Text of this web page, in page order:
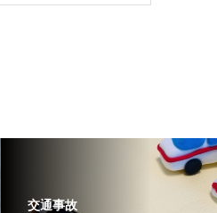
交通事故